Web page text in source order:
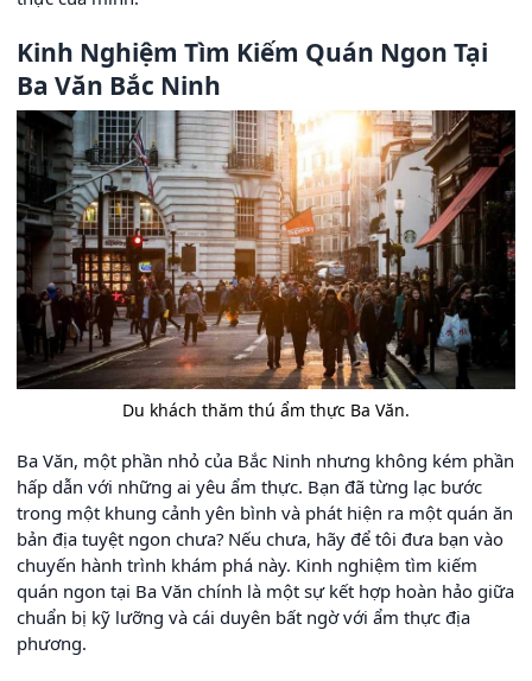
Kinh Nghiệm Tìm Kiếm Quán Ngon Tại
Ba Văn Bắc Ninh
Du khách thăm thú ẩm thực Ba Văn.
Ba Văn, một phần nhỏ của Bắc Ninh nhưng không kém phần
hấp dẫn với những ai yêu ẩm thực. Bạn đã từng lạc bước
trong một khung cảnh yên bình và phát hiện ra một quán ăn
bản địa tuyệt ngon chưa? Nếu chưa, hãy để tôi đưa bạn vào
chuyến hành trình khám phá này. Kinh nghiệm tìm kiếm
quán ngon tại Ba Văn chính là một sự kết hợp hoàn hảo giữa
chuẩn bị kỹ lưỡng và cái duyên bất ngờ với ẩm thực địa
phương.